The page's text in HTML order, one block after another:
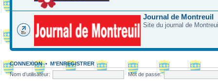
Journal de Montreuil
Site du journal de
CONNEXION• M’ENREGISTRER
Nom d’utilisateur:
Mot de passe: